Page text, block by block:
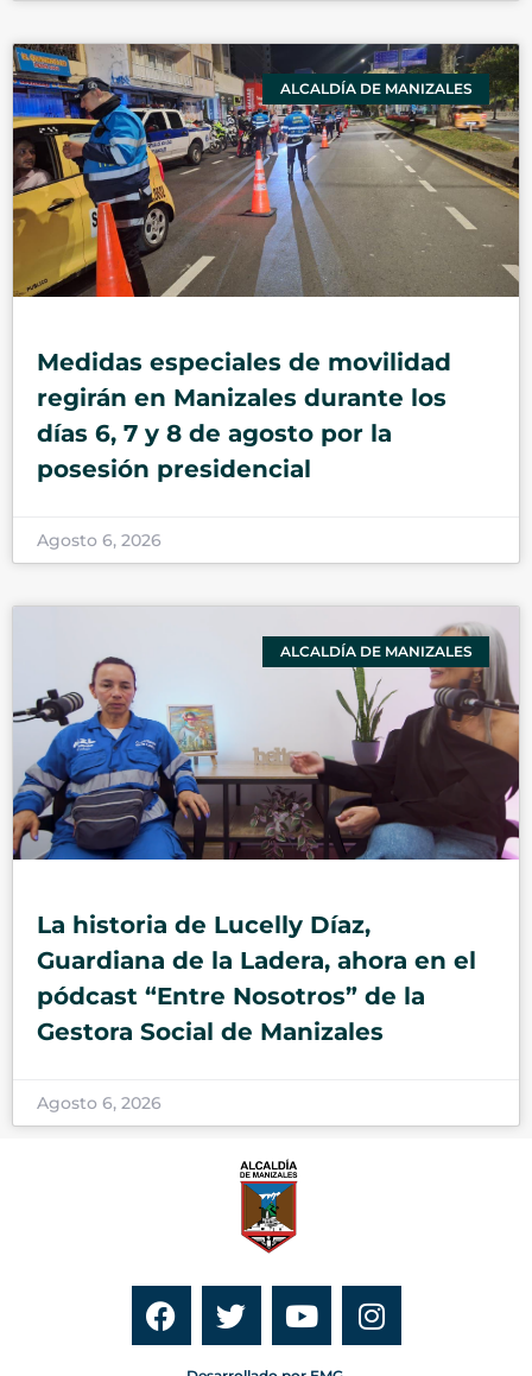
ALCALDÍA DE MANIZALES
Medidas especiales de movilidad
regirán en Manizales durante los
días 6, 7 y 8 de agosto por la
posesión presidencial
Agosto 6, 2026
ALCALDÍA DE MANIZALES
La historia de Lucelly Díaz,
Guardiana de la Ladera, ahora en el
pódcast “Entre Nosotros” de la
Gestora Social de Manizales
Agosto 6, 2026